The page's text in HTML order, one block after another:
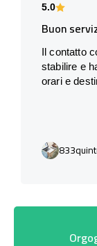
5.0
Buon
Il contatto
stabilire e
orari e